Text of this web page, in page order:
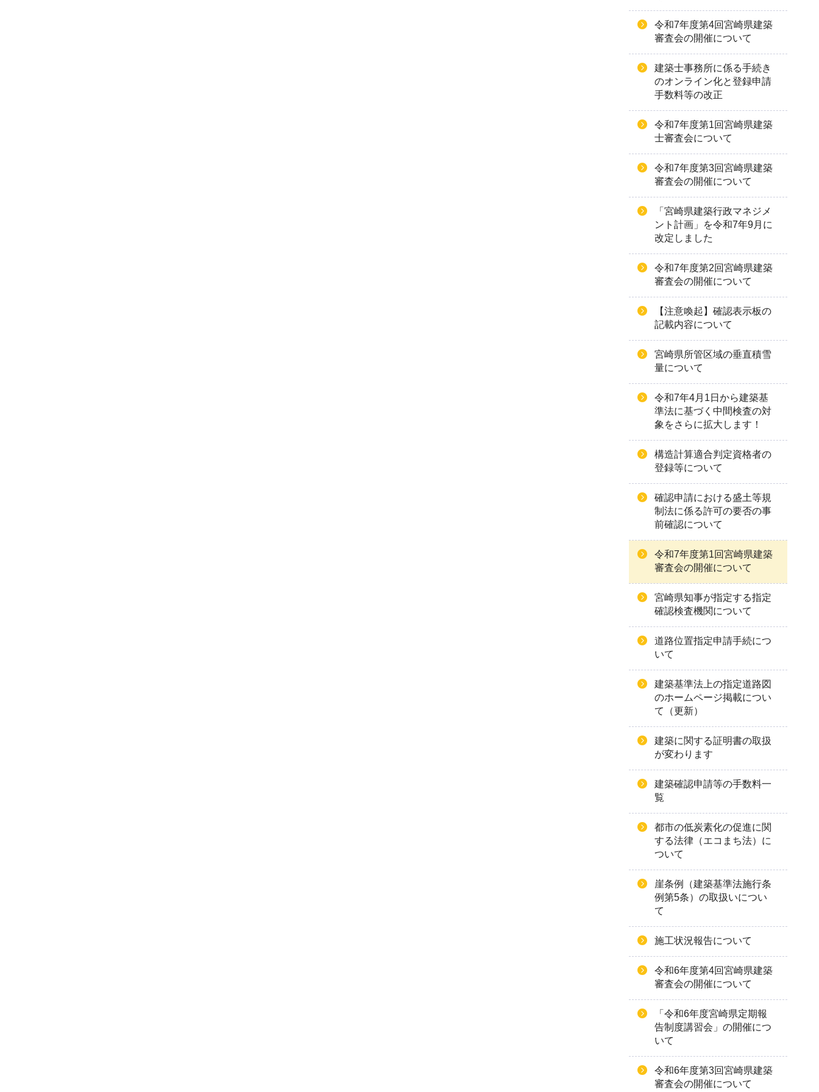
令和7年度第4回宮崎県建築
審査会の開催について
建築士事務所に係る手続き
のオンライン化と登録申請
手数料等の改正
令和7年度第1回宮崎県建築
士審査会について
令和7年度第3回宮崎県建築
審査会の開催について
「宮崎県建築行政マネジメ
ント計画」を令和7年9月に
改定しました
令和7年度第2回宮崎県建築
審査会の開催について
【注意喚起】確認表示板の
記載内容について
宮崎県所管区域の垂直積雪
量について
令和7年4月1日から建築基
準法に基づく中間検査の対
象をさらに拡大します！
構造計算適合判定資格者の
登録等について
確認申請における盛土等規
制法に係る許可の要否の事
前確認について
令和7年度第1回宮崎県建築
審査会の開催について
宮崎県知事が指定する指定
確認検査機関について
道路位置指定申請手続につ
いて
建築基準法上の指定道路図
のホームページ掲載につい
て（更新）
建築に関する証明書の取扱
が変わります
建築確認申請等の手数料一
覧
都市の低炭素化の促進に関
する法律（エコまち法）に
ついて
崖条例（建築基準法施行条
例第5条）の取扱いについ
て
施工状況報告について
令和6年度第4回宮崎県建築
審査会の開催について
「令和6年度宮崎県定期報
告制度講習会」の開催につ
いて
令和6年度第3回宮崎県建築
審査会の開催について